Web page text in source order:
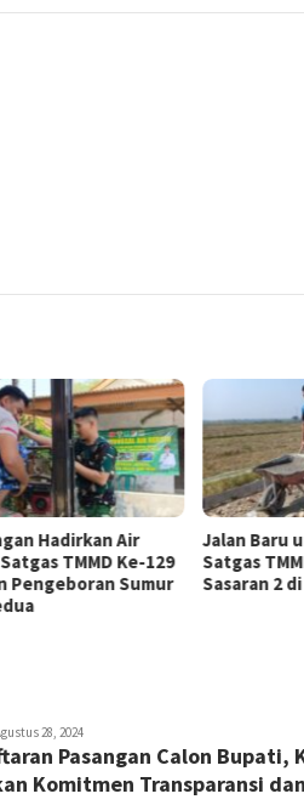
Hadirkan Air
TMMD Ke-129
Pengeboran Sumur
Jalan Baru
Satgas
Sasaran 2
28, 2024
Pasangan Calon Bupati,
Komitmen Transparansi